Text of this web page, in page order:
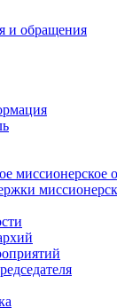
и обращения
миссионерское